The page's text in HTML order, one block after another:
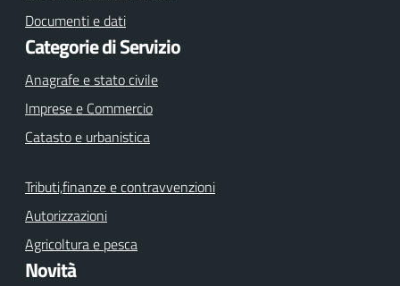
Documenti e dati
Categorie di Servizio
Anagrafe e stato civile
Imprese e Commercio
Catasto e urbanistica
Tributi,finanze e contravvenzioni
Autorizzazioni
Agricoltura e pesca
Novità